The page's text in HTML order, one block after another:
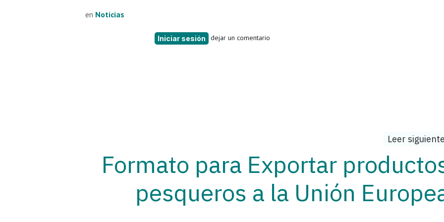
en Noticias
Iniciar sesión dejar un comentario
Leer siguiente
Formato para Exportar
pesqueros a la Unión